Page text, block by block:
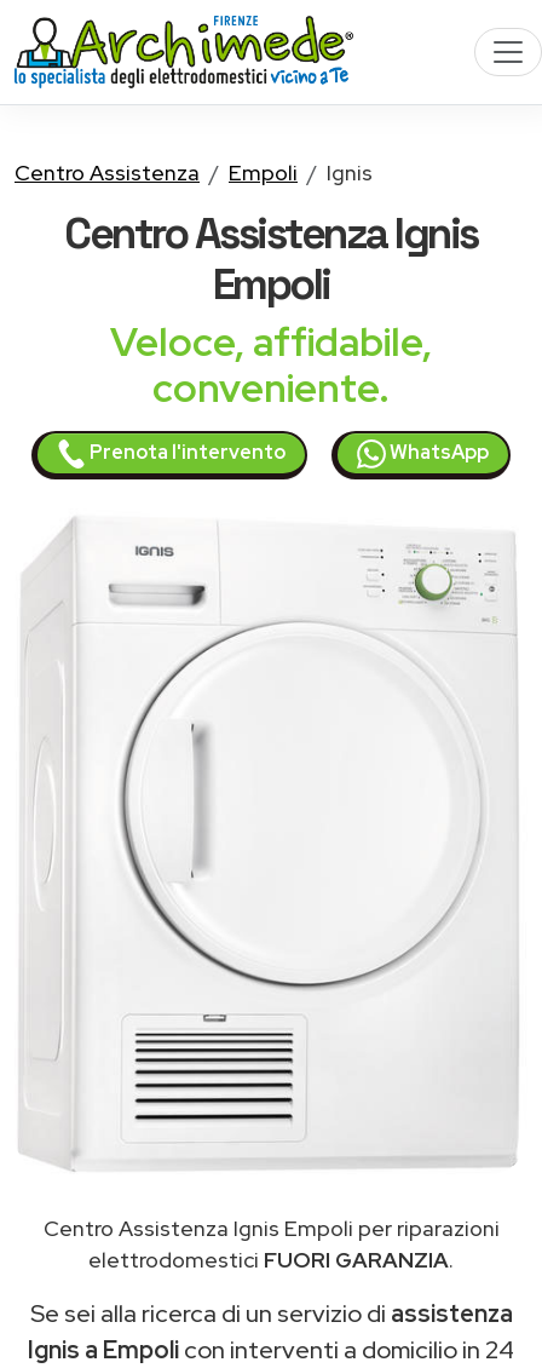
Centro Assistenza Empoli Ignis
Centro AssistenzaIgnis
Empoli
Veloce, affidabile,
conveniente.
Prenota l'intervento WhatsApp
Centro Assistenza Ignis Empoli per riparazioni
elettrodomestici FUORI GARANZIA.
Se sei alla ricerca di un servizio di assistenza
Ignis a Empolicon interventi a domicilio in 24